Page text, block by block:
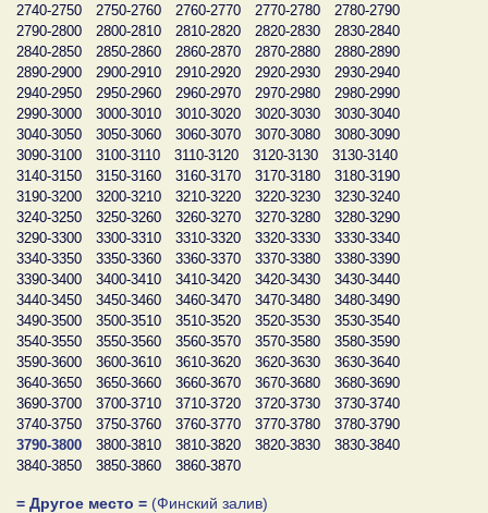
2740-2750
2750-2760 2760-2770 2770-2780
2780-2790
2790-2800
2800-2810 2810-2820 2820-2830
2830-2840
2840-2850
2850-2860 2860-2870 2870-2880
2880-2890
2890-2900
2900-2910 2910-2920 2920-2930
2930-2940
2940-2950
2950-2960 2960-2970 2970-2980
2980-2990
2990-3000
3000-3010 3010-3020 3020-3030
3030-3040
3040-3050
3050-3060 3060-3070 3070-3080
3080-3090
3090-3100
3100-3110 3110-3120 3120-3130
3130-3140
3140-3150
3150-3160 3160-3170 3170-3180
3180-3190
3190-3200
3200-3210 3210-3220 3220-3230
3230-3240
3240-3250
3250-3260 3260-3270 3270-3280
3280-3290
3290-3300
3300-3310 3310-3320 3320-3330
3330-3340
3340-3350
3350-3360 3360-3370 3370-3380
3380-3390
3390-3400
3400-3410 3410-3420 3420-3430
3430-3440
3440-3450
3450-3460 3460-3470 3470-3480
3480-3490
3490-3500
3500-3510 3510-3520 3520-3530
3530-3540
3540-3550
3550-3560 3560-3570 3570-3580
3580-3590
3590-3600
3600-3610 3610-3620 3620-3630
3630-3640
3640-3650
3650-3660 3660-3670 3670-3680
3680-3690
3690-3700
3700-3710 3710-3720 3720-3730
3730-3740
3740-3750
3750-3760 3760-3770 3770-3780
3780-3790
3790-3800
3800-3810 3810-3820 3820-3830
3830-3840
3840-3850
3850-3860 3860-3870
= Другое место = (Финский залив)